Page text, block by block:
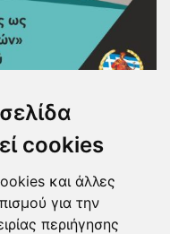
cookies
και άλλες
για την
περιήγησης
«ΠΡΟΟΡΙΣΜΟΣ
ΤΟΥΡΙΣΜΟΥ